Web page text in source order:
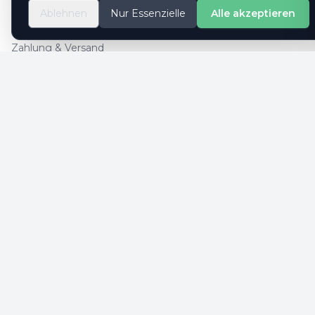
So geht es
Kontaktformular
Zahlung & Versand
Ablehnen Nur Essenzielle Alle akzeptieren